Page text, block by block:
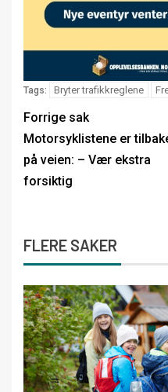
Tags: Bryter trafikkreglene
Forrige sak
Motorsyklistene er
på veien: – Vær ekstra
forsiktig
FLERE SAKER